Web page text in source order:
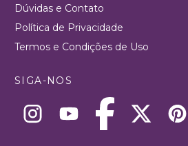
Dúvidas e Contato
Política de Privacidade
Termos e Condições de Uso
SIGA-NOS